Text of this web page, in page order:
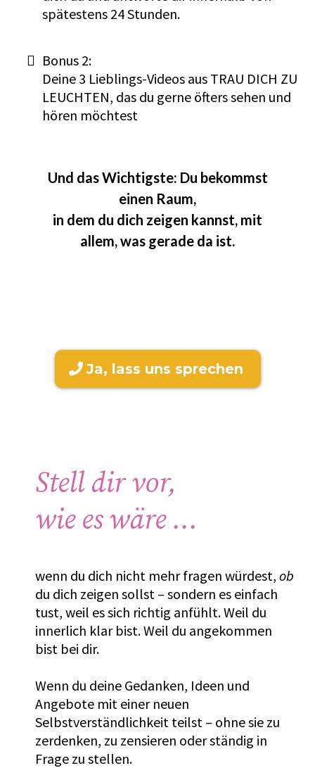
spätestens 24 Stunden.
Bonus 2:
Deine 3 Lieblings-Videos aus TRAU DICH ZU
LEUCHTEN, das du gerne öfters sehen und
hören möchtest
Und das Wichtigste: Du bekommst
einen Raum,
in dem du dich zeigen kannst, mit
allem, was gerade da ist.
Ja, lass uns sprechen
Stell dir vor,
wie es wäre …
wenn du dich nicht mehr fragen würdest, ob
du dich zeigen sollst – sondern es einfach
tust, weil es sich richtig anfühlt. Weil du
innerlich klar bist. Weil du angekommen
bist bei dir.
Wenn du deine Gedanken, Ideen und
Angebote mit einer neuen
Selbstverständlichkeit teilst – ohne sie zu
zerdenken, zu zensieren oder ständig in
Frage zu stellen.